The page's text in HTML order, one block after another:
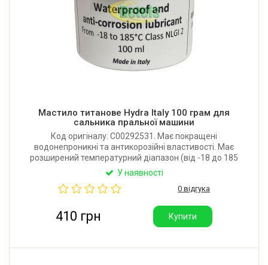
Мастило титанове Hydra Italy 100 грам для
сальника пральної машини
Код оригіналу: C00292531. Має покращені
водонепроникні та антикорозійні властивості. Має
розширений температурний діапазон (від -18 до 185
° C) та адгезію. Об'єм: 100 грам. Виробник: Італія.
У наявності
0 відгука
410 грн Купити